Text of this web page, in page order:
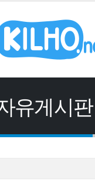
유게시판